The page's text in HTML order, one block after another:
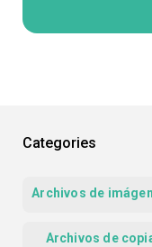
Categories
Archivos de
Archivos de